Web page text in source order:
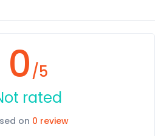
0/5
rated
on 0 review